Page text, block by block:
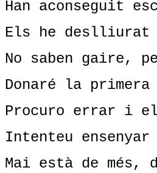
Han aconseguit
Els he deslliurat
No saben gaire,
Donaré la
Procuro errar i
Intenteu
Mai està de més,